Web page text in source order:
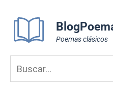
content
Poemas clásicos